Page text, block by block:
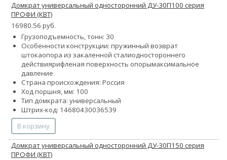
Домкрат универсальный односторонний ДУ-30П100 серия
ПРОФИ (КВТ)
16980.56 руб.
Грузоподъемность, тонн: 30
Особенности конструкции: пружинный возврат
штокаопора из закаленной сталиодностороннего
действиярифленая поверхность опорымаксимальное
давление
Страна происхождения: Россия
Ход поршня, мм: 100
Тип домкрата: универсальный
Штрих-код: 14680430036539
В корзину
Домкрат универсальный односторонний ДУ-30П150 серия
ПРОФИ (КВТ)